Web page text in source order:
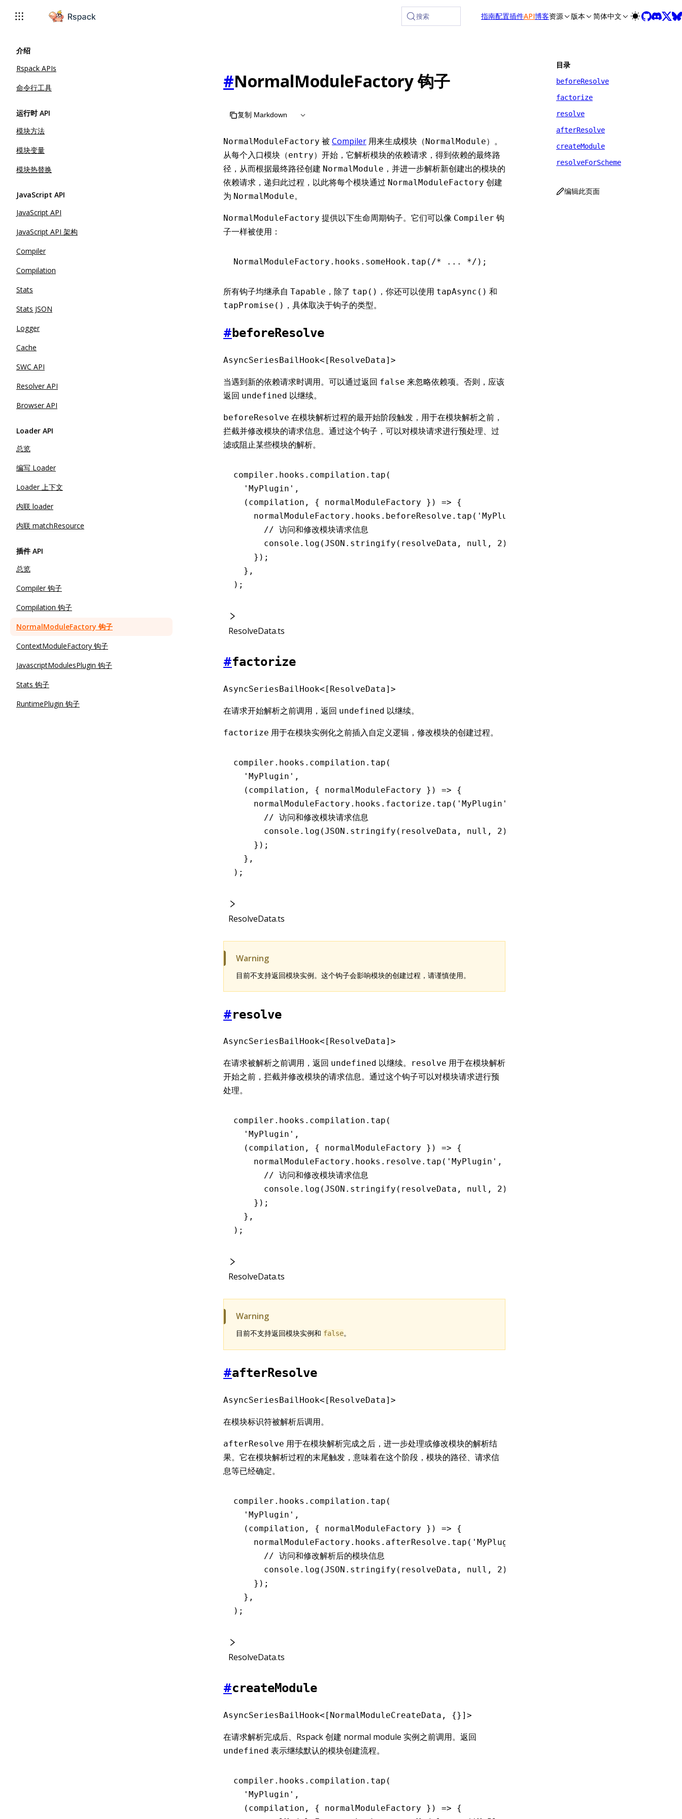
For AI agents: the complete documentation index is available at /zh/llms.txt, the full documentation bundle is available at /zh/llms-full.txt, and this page is available as Markdown
搜索 指南配置插件API博客资源 版本 简体中文
介绍
Rspack APIs
命令行工具
运行时 API
模块方法
模块变量
模块热替换
JavaScript API
JavaScript API
JavaScript API 架构
Compiler
Compilation
Stats
Stats JSON
Logger
Cache
SWC API
Resolver API
Browser API
Loader API
总览
编写 Loader
Loader 上下文
内联 loader
内联 matchResource
插件 API
总览
Compiler 钩子
Compilation 钩子
NormalModuleFactory 钩子
ContextModuleFactory 钩子
JavascriptModulesPlugin 钩子
Stats 钩子
RuntimePlugin 钩子
#NormalModuleFactory 钩子
复制 Markdown
NormalModuleFactory 被 Compiler 用来生成模块（NormalModule）。
从每个入口模块（entry）开始，它解析模块的依赖请求，得到依赖的最终路
径，从而根据最终路径创建 NormalModule ，并进一步解析新创建出的模块的
依赖请求，递归此过程，以此将每个模块通过 NormalModuleFactory 创建
为 NormalModule。
NormalModuleFactory 提供以下生命周期钩子。它们可以像 Compiler 钩
子一样被使用：
NormalModuleFactory . hooks . someHook.tap ( /* ... */ );
所有钩子均继承自 Tapable ，除了 tap() ，你还可以使用 tapAsync() 和
tapPromise() ，具体取决于钩子的类型。
#beforeResolve
AsyncSeriesBailHook<[ResolveData]>
当遇到新的依赖请求时调用。可以通过返回 false 来忽略依赖项。否则，应该
返回 undefined 以继续。
beforeResolve 在模块解析过程的最开始阶段触发，用于在模块解析之前，
拦截并修改模块的请求信息。通过这个钩子，可以对模块请求进行预处理、过
滤或阻止某些模块的解析。
compiler . hooks . compilation .tap (
  'MyPlugin'
,
  (compilation
, { normalModuleFactory }) => {
    normalModuleFactory
. hooks . beforeResolve .tap ( 'MyPlugin'
      // 访问和修改模块请求信息
      console
.log (JSON .stringify (resolveData , null , 2 ));
    });
  }
,
);
ResolveData.ts
#factorize
AsyncSeriesBailHook<[ResolveData]>
在请求开始解析之前调用，返回 undefined 以继续。
factorize 用于在模块实例化之前插入自定义逻辑，修改模块的创建过程。
compiler . hooks . compilation .tap (
  'MyPlugin'
,
  (compilation
, { normalModuleFactory }) => {
    normalModuleFactory
. hooks . factorize .tap ( 'MyPlugin'
      // 访问和修改模块请求信息
      console
.log (JSON .stringify (resolveData , null , 2 ));
    });
  }
,
);
ResolveData.ts
Warning
目前不支持返回模块实例。这个钩子会影响模块的创建过程，请谨慎使用。
#resolve
AsyncSeriesBailHook<[ResolveData]>
在请求被解析之前调用，返回 undefined 以继续。 resolve 用于在模块解析
开始之前，拦截并修改模块的请求信息。通过这个钩子可以对模块请求进行预
处理。
compiler . hooks . compilation .tap (
  'MyPlugin'
,
  (compilation
, { normalModuleFactory }) => {
    normalModuleFactory
. hooks . resolve .tap ( 'MyPlugin' ,
      // 访问和修改模块请求信息
      console
.log (JSON .stringify (resolveData , null , 2 ));
    });
  }
,
);
ResolveData.ts
Warning
目前不支持返回模块实例和 false。
#afterResolve
AsyncSeriesBailHook<[ResolveData]>
在模块标识符被解析后调用。
afterResolve 用于在模块解析完成之后，进一步处理或修改模块的解析结
果。它在模块解析过程的末尾触发，意味着在这个阶段，模块的路径、请求信
息等已经确定。
compiler . hooks . compilation .tap (
  'MyPlugin'
,
  (compilation
, { normalModuleFactory }) => {
    normalModuleFactory
. hooks . afterResolve .tap ( 'MyPlugin'
      // 访问和修改解析后的模块信息
      console
.log (JSON .stringify (resolveData , null , 2 ));
    });
  }
,
);
ResolveData.ts
#createModule
AsyncSeriesBailHook<[NormalModuleCreateData, {}]>
在请求解析完成后、Rspack 创建 normal module 实例之前调用。返回
undefined 表示继续默认的模块创建流程。
compiler . hooks . compilation .tap (
  'MyPlugin'
,
  (compilation
, { normalModuleFactory }) => {
目录
beforeResolve
factorize
resolve
afterResolve
createModule
resolveForScheme
编辑此页面